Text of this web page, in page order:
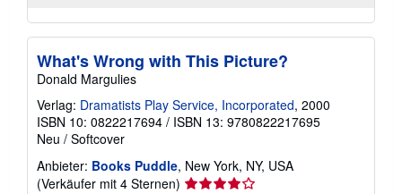
What's Wrong with This Picture?
Donald Margulies
Verlag: Dramatists Play Service, Incorporated, 2000
ISBN 10: 0822217694 / ISBN 13: 9780822217695
Neu / Softcover
Anbieter: Books Puddle, New York, NY, USA
(Verkäufer mit 4 Sternen) Verkäuferbewertung